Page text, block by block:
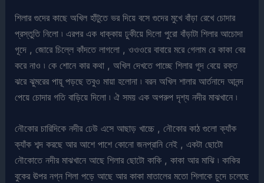
শিলার গুদের কাছে অখিল হাঁটুতে ভর দিয়ে বসে গুদের মুখে বাঁড়া রেখে চোদার
প্রস্তুতি নিলো ৷ এরপর এক ধাক্কায় ঢুকীয়ে দিলো পুরো বাঁড়াটা শিলার আচোদা
গূদে , জোরে চিল্লে কাঁদতে লাগলো , ওওওরে বাবারে মরে গেলাম রে কাকা বের
করে নাও ৷ কে শোনে কার কথা , অখিল দেখতে পাচ্ছে শিলার গূদ বেয়ে রক্ত
ঝরে ঝুমরের পায়ূ পড়ছে তবুও মায়া হলোনা ৷ বরন অখিল শালার আর্তনাদে আনন্দ
পেয়ে চোদার গতি বাড়িয়ে দিলো ৷ ঐ সময় এক অপরুপ দৃশ্য নদীর মাঝখানে ৷
নৌকোর চারিদিকে নদীর ঢেউ এসে আছাড় খাচ্চে , নৌকোর কাঠ গুলো ক্যাঁক
ক্যাঁক শব্দ করছে আর আশে পাশে কোনো জনপ্রানি নেই , একটা ছোটো
নৌকোতে নদীর মাঝখানে আছে শিলার ছোটো কাকি , কাকা আর মাঝি ৷ কাকির
বুকের ঊপর নগ্ন শিলা পড়ে আছে আর কাকা মাতালের মতো শিলাকে চুদে চলেছে